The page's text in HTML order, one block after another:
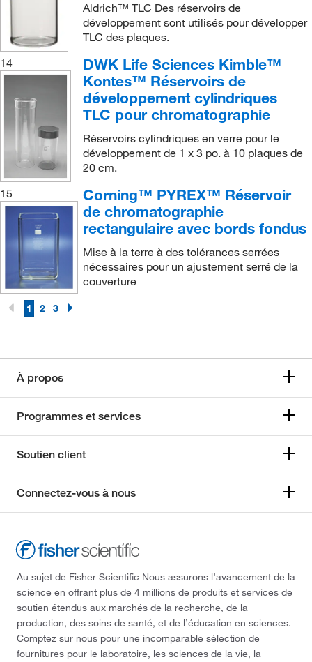
Aldrich™ TLC Des réservoirs de
développement sont utilisés pour développer
TLC des plaques.
14
DWK Life Sciences Kimble™
Kontes™ Réservoirs de
développement cylindriques
TLC pour chromatographie
Réservoirs cylindriques en verre pour le
développement de 1 x 3 po. à 10 plaques de
20 cm.
15
Corning™ PYREX™ Réservoir
de chromatographie
rectangulaire avec bords fondus
Mise à la terre à des tolérances serrées
nécessaires pour un ajustement serré de la
couverture
1 2 3
À propos
Programmes et services
Soutien client
Connectez-vous à nous
Au sujet de Fisher Scientific Nous assurons l’avancement de la
science en offrant plus de 4 millions de produits et services de
soutien étendus aux marchés de la recherche, de la
production, des soins de santé, et de l’éducation en sciences.
Comptez sur nous pour une incomparable sélection de
fournitures pour le laboratoire, les sciences de la vie, la